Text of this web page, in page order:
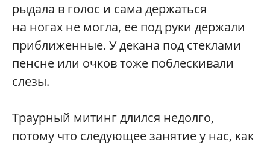
рыдала в голос и сама держаться
на ногах не могла, ее под руки держали
приближенные. У декана под стеклами
пенсне или очков тоже поблескивали
слезы.
Траурный митинг длился недолго,
потому что следующее занятие у нас, как